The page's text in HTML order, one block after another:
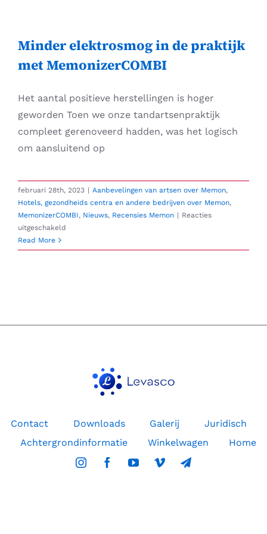
contentMinder elektrosmog in de praktijk
met MemonizerCOMBI
Het aantal positieve herstellingen is hoger
geworden Toen we onze tandartsenpraktijk
compleet gerenoveerd hadden, was het logisch
om aansluitend op
februari 28th, 2023 | Aanbevelingen van artsen over Memon,
Hotels, gezondheids centra en andere bedrijven over Memon,
MemonizerCOMBI, Nieuws, Recensies Memon | Reacties
uitgeschakeld
elektrosmog
Read More
Contact Downloads Galerij
Juridisch
Achtergrondinformatie
Winkelwagen Home